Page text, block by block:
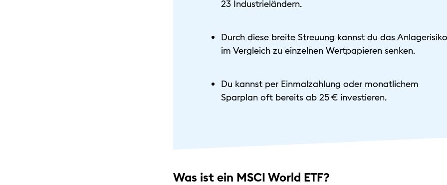
23 Industrieländern.
Durch diese breite Streuung kannst du das Anlagerisiko
im Vergleich zu einzelnen Wertpapieren senken.
Du kannst per Einmalzahlung oder monatlichem
Sparplan oft bereits ab 25 € investieren.
Was ist ein MSCI World ETF?